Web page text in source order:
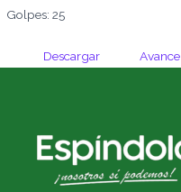
Golpes: 25
Descargar Avance